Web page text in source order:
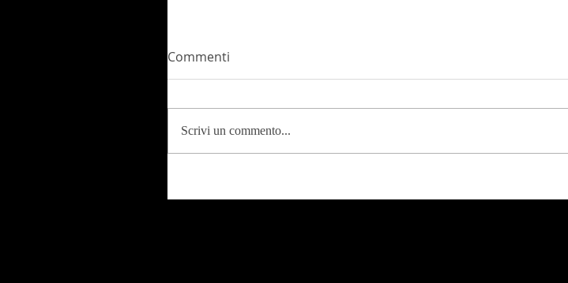
Commenti
Scrivi un commento...